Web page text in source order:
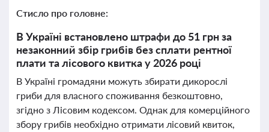
Стисло про головне:
В Україні встановлено штрафи до 51 грн за
незаконний збір грибів без сплати рентної
плати та лісового квитка у 2026 році
В Україні громадяни можуть збирати дикорослі
гриби для власного споживання безкоштовно,
згідно з Лісовим кодексом. Однак для комерційного
збору грибів необхідно отримати лісовий квиток,